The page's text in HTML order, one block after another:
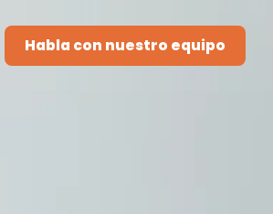
Habla con nuestro equipo